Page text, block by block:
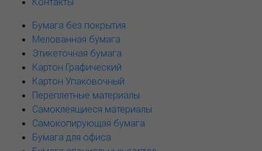
Бумага без покрытия
Мелованная бумага
Этикеточная бумага
Картон Графический
Картон Упаковочный
Переплетные материалы
Самоклеящиеся материалы
Самокопирующая бумага
Бумага для офиса